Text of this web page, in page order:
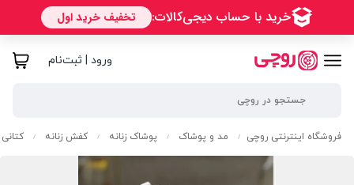
ورود | ثبت‌نام
فروشگاه اینترنتی روچی / مد و پوشاک / پوشاک زنانه / کفش زنانه / کتانی